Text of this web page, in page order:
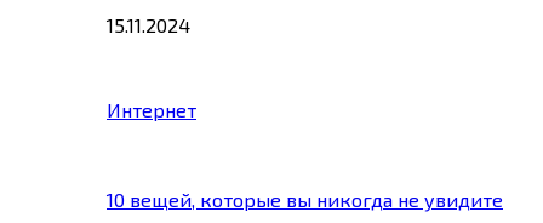
15.11.2024
Интернет
10 вещей, которые вы никогда не увидите